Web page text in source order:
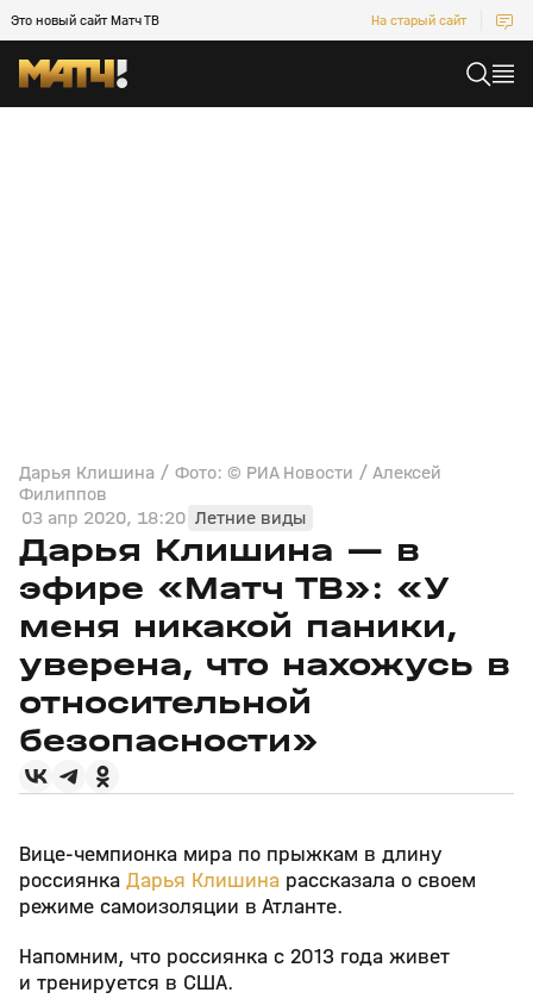
Это новый сайт Матч ТВ На старый сайт
Дарья Клишина / Фото: © РИА Новости / Алексей
Филиппов
03 апр 2020, 18:20 Летние виды
Дарья Клишина — в
эфире «Матч ТВ»: «У
меня никакой паники,
уверена, что нахожусь в
относительной
безопасности»
Вице-чемпионка мира по прыжкам в длину
россиянка Дарья Клишина рассказала о своем
режиме самоизоляции в Атланте.
Напомним, что россиянка с 2013 года живет
и тренируется в США.